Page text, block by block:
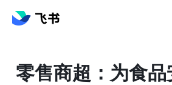
零售商超：为食